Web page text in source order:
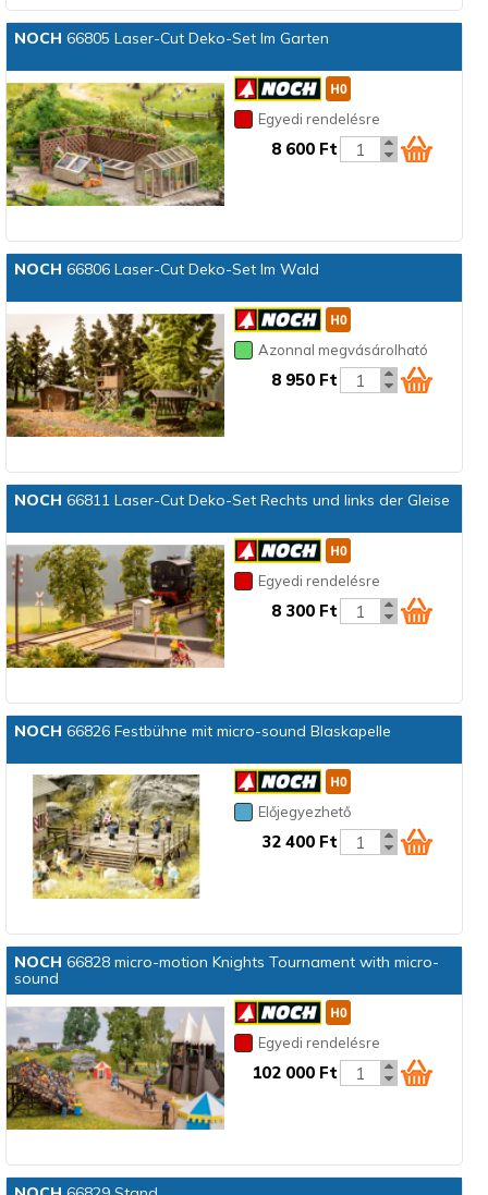
NOCH 66805 Laser-Cut Deko-Set Im Garten
Egyedi rendelésre
8 600 Ft
NOCH 66806 Laser-Cut Deko-Set Im Wald
Azonnal megvásárolható
8 950 Ft
NOCH 66811 Laser-Cut Deko-Set Rechts und links der Gleise
Egyedi rendelésre
8 300 Ft
NOCH 66826 Festbühne mit micro-sound Blaskapelle
Előjegyezhető
32 400 Ft
NOCH 66828 micro-motion Knights Tournament with micro-
sound
Egyedi rendelésre
102 000 Ft